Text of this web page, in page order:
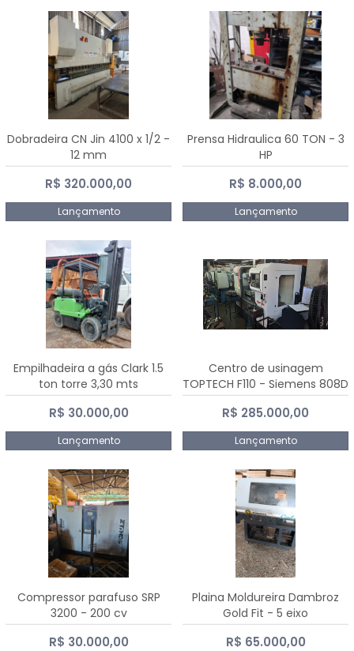
Dobradeira CN Jin 4100 x 1/2 -
12 mm
R$ 320.000,00
Lançamento
Prensa Hidraulica 60 TON - 3
HP
R$ 8.000,00
Lançamento
Empilhadeira a gás Clark 1.5
ton torre 3,30 mts
R$ 30.000,00
Lançamento
Centro de usinagem
TOPTECH F110 - Siemens 808D
Advanced
R$ 285.000,00
Lançamento
Compressor parafuso SRP
3200 - 200 cv
R$ 30.000,00
Plaina Moldureira Dambroz
Gold Fit - 5 eixo
R$ 65.000,00